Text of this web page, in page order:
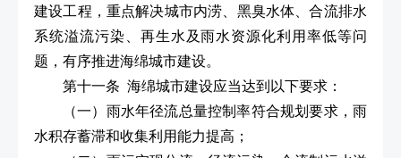
建设工程，重点解决城市内涝、黑臭水体、合流排水
系统溢流污染、再生水及雨水资源化利用率低等问
题，有序推进海绵城市建设。
第十一条 海绵城市建设应当达到以下要求：
（一）雨水年径流总量控制率符合规划要求，雨
水积存蓄滞和收集利用能力提高；